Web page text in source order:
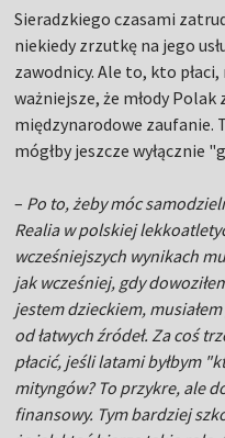
Sieradzkiego czasami
niekiedy zrzutkę na jego
zawodnicy. Ale to, kto
ważniejsze, że młody Polak
międzynarodowe zaufanie.
mógłby jeszcze wyłącznie
– Po to, żeby móc
Realia w polskiej
wcześniejszych wynikach
jak wcześniej, gdy
jestem dzieckiem,
od łatwych źródeł. Za coś
płacić, jeśli latami byłbym
mityngów? To przykre, ale
finansowy. Tym bardziej